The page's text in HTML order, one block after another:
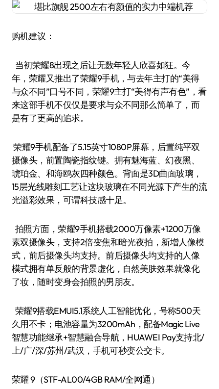
购机建议：
当初荣耀8出现之后让无数年轻人欣喜如狂。今
年，荣耀又推出了荣耀9手机，与去年主打的“美得
与众不同”口号不同，荣耀9主打“美得有声有色”，看
来这部手机不仅仅是要求与众不同那么简单了，而
是有了更高的追求。
荣耀9手机配备了5.15英寸1080P屏幕，后置纯平双
摄像头，前置陶瓷指纹键。拥有魅海蓝、幻夜黑、
琥珀金、和海鸥灰四种颜色。背面是3D曲面玻璃，
15层光线雕刻工艺让这块玻璃在不同光源下产生的流
光溢彩效果，可谓科技感十足。
拍照方面，荣耀9手机搭载2000万像素+1200万像
素双摄像头，支持2倍变焦和暗光夜拍，新增人像模
式，前后摄像头均支持。前后摄像头均支持的人像
模式拥有单反般的背景虚化，自然美肤效果就像化
了妆，随时变身会拍照的男朋友。
荣耀9搭载EMUI5.1系统人工智能优化，号称500天
久用不卡；电池容量为3200mAh，配备Magic Live
智慧功能继承+智慧融合导航，HUAWEI Pay支持北/
上/广/深/苏州/武汉，手机可秒变公交卡。
荣耀 9（STF-AL00/4GB RAM/全网通）